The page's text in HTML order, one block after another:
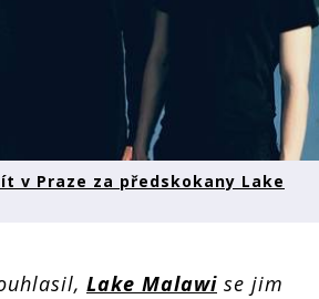
v Praze za předskokany Lake
Lake Malawi se jim